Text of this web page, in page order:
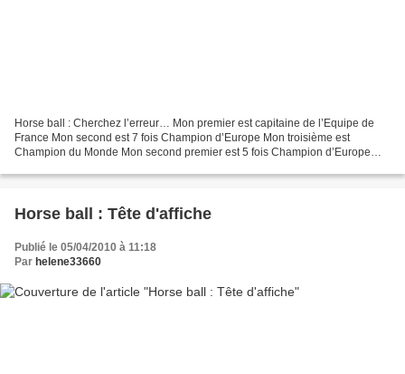
Horse ball : Cherchez l’erreur… Mon premier est capitaine de l’Equipe de
France Mon second est 7 fois Champion d’Europe Mon troisième est
Champion du Monde Mon second premier est 5 fois Champion d’Europe
Horse ball : Tête d'affiche
Publié le 05/04/2010 à 11:18
Par helene33660